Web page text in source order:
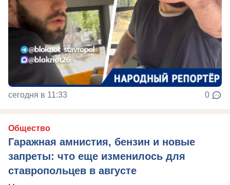
сегодня в 11:33 0
Общество
Гаражная амнистия, бензин и новые
запреты: что еще изменилось для
ставропольцев в августе